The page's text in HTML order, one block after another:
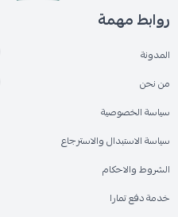
روابط مهمة
المدونة
من نحن
سياسة الخصوصية
سياسة الاستبدال والاسترجاع
الشروط والاحكام
خدمة دفع تمارا